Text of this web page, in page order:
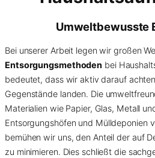
Umweltbewusste
Bei unserer Arbeit legen wir großen
Entsorgungsmethoden bei
bedeutet, dass wir aktiv darauf
Gegenstände landen. Die
Materialien wie Papier, Glas, Metall
Entsorgungshöfen und Mülldeponien
bemühen wir uns, den Anteil der auf
zu minimieren. Dies schließt die